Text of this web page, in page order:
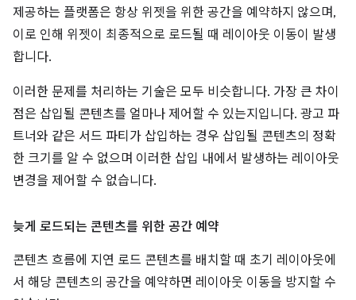
제공하는 플랫폼은 항상 위젯을 위한 공간을 예약하지 않으며,
이로 인해 위젯이 최종적으로 로드될 때 레이아웃 이동이 발생
합니다.
이러한 문제를 처리하는 기술은 모두 비슷합니다. 가장 큰 차이
점은 삽입될 콘텐츠를 얼마나 제어할 수 있는지입니다. 광고 파
트너와 같은 서드 파티가 삽입하는 경우 삽입될 콘텐츠의 정확
한 크기를 알 수 없으며 이러한 삽입 내에서 발생하는 레이아웃
변경을 제어할 수 없습니다.
늦게 로드되는 콘텐츠를 위한 공간 예약
콘텐츠 흐름에 지연 로드 콘텐츠를 배치할 때 초기 레이아웃에
서 해당 콘텐츠의 공간을 예약하면 레이아웃 이동을 방지할 수